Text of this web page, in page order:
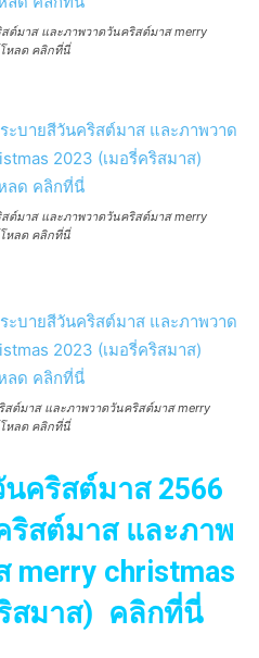
ต์มาส และภาพวาดวันคริสต์มาส merry
หลด คลิกที่นี่
ต์มาส และภาพวาดวันคริสต์มาส merry
หลด คลิกที่นี่
ต์มาส และภาพวาดวันคริสต์มาส merry
หลด คลิกที่นี่
คริสต์มาส 2566
ริสต์มาส และภาพ
merry christmas
สมาส) คลิกที่นี่